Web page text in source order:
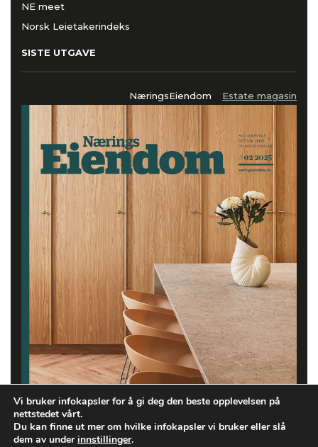
NE meet
Norsk Leietakerindeks
SISTE UTGAVE
NæringsEiendom Estate magasin
Vi bruker infokapsler for å gi deg den beste opplevelsen på
nettstedet vårt.
Du kan finne ut mer om hvilke infokapsler vi bruker eller slå
dem av underinnstillinger.